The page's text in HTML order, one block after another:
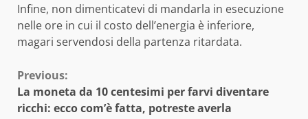
Infine, non dimenticatevi di mandarla in esecuzione
nelle ore in cui il costo dell’energia è inferiore,
magari servendosi della partenza ritardata.
Continue
Reading
Previous:
La moneta da 10 centesimi per farvi diventare
ricchi: ecco com’è fatta, potreste averla